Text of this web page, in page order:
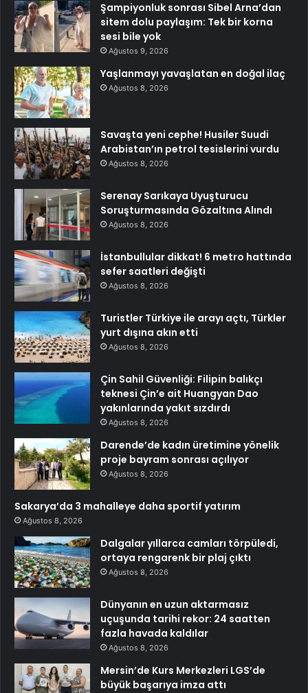
Şampiyonluk sonrası Sibel Arna’dan
sitem dolu paylaşım: Tek bir korna
sesi bile yok
Ağustos 9, 2026
Yaşlanmayı yavaşlatan en doğal ilaç
Ağustos 8, 2026
Savaşta yeni cephe! Husiler Suudi
Arabistan’ın petrol tesislerini vurdu
Ağustos 8, 2026
Serenay Sarıkaya Uyuşturucu
Soruşturmasında Gözaltına Alındı
Ağustos 8, 2026
İstanbullular dikkat! 6 metro hattında
sefer saatleri değişti
Ağustos 8, 2026
Turistler Türkiye ile arayı açtı, Türkler
yurt dışına akın etti
Ağustos 8, 2026
Çin Sahil Güvenliği: Filipin balıkçı
teknesi Çin’e ait Huangyan Dao
yakınlarında yakıt sızdırdı
Ağustos 8, 2026
Darende’de kadın üretimine yönelik
proje bayram sonrası açılıyor
Ağustos 8, 2026
Sakarya’da 3 mahalleye daha sportif yatırım
Ağustos 8, 2026
Dalgalar yıllarca camları törpüledi,
ortaya rengarenk bir plaj çıktı
Ağustos 8, 2026
Dünyanın en uzun aktarmasız
uçuşunda tarihi rekor: 24 saatten
fazla havada kaldılar
Ağustos 8, 2026
Mersin’de Kurs Merkezleri LGS’de
büyük başarıya imza attı